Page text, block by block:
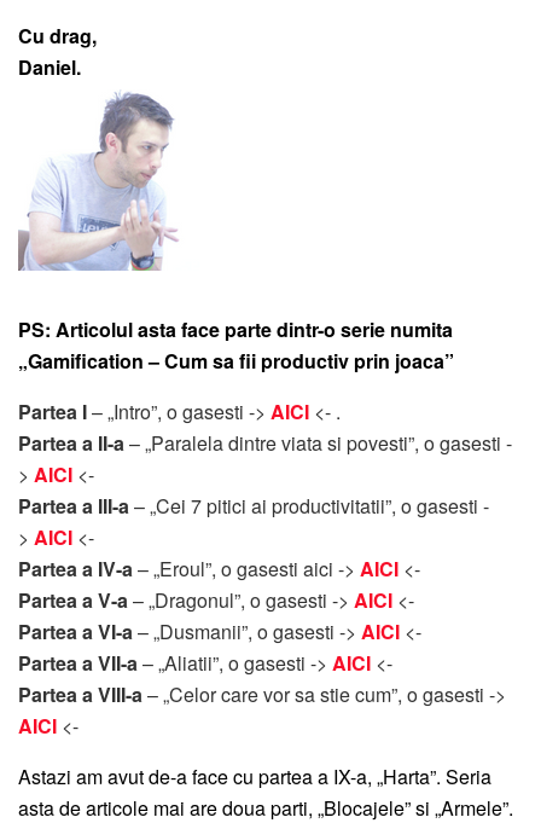
Cu drag,
Daniel.
PS: Articolul asta face parte dintr-o serie numita
„Gamification – Cum sa fii productiv prin joaca”
Partea I– „Intro”, o gasesti -> AICI <- .
Partea a II-a – „Paralela dintre viata si povesti”, o gasesti -
> AICI <-
Partea a III-a – „Cei 7 pitici ai productivitatii”, o gasesti -
> AICI <-
Partea a IV-a – „Eroul”, o gasesti aici -> AICI <-
Partea a V-a – „Dragonul”, o gasesti -> AICI <-
Partea a VI-a – „Dusmanii”, o gasesti -> AICI <-
Partea a VII-a – „Aliatii”, o gasesti -> AICI <-
Partea a VIII-a – „Celor care vor sa stie cum”, o gasesti ->
AICI <-
Astazi am avut de-a face cu partea a IX-a, „Harta”. Seria
asta de articole mai are doua parti, „Blocajele” si „Armele”.